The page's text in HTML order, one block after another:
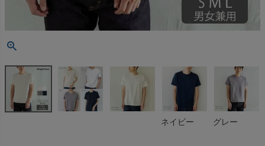
ネイビー グレー